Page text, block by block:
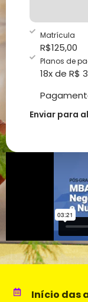
Matrícula
R$125,00
Planos de
18x de R$
Enviar para
Início das